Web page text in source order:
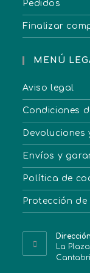
Pedidos
Finalizar
MENÚ
Aviso legal
Condiciones
Devoluciones
Envíos y
Política de
Protección
La